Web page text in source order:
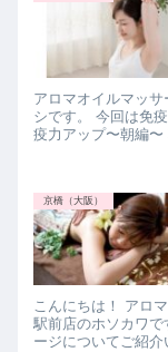
アロマオイルマッ
シです。 今回は免
疫力アップ〜朝編〜
京橋（大阪）
こんにちは！ アロ
駅前店のホソカワ
ージについてご紹